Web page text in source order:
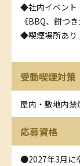
◆社内イベント
《BBQ、餅つ
◆喫煙場所あり
受動喫煙対策
屋内・敷地内禁
応募資格
●2027年3月に